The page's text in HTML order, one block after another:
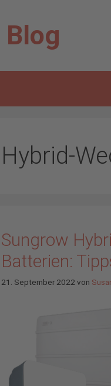
Blog
Hybrid-
Sungrow
Batterien:
21. September 2022 von